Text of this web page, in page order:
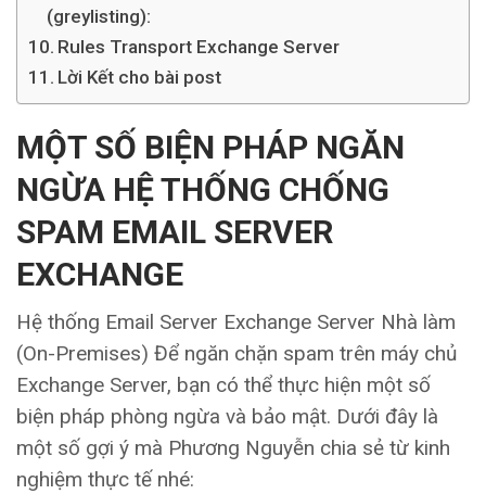
(greylisting):
Rules Transport Exchange Server
Lời Kết cho bài post
MỘT SỐ BIỆN PHÁP NGĂN
NGỪA HỆ THỐNG CHỐNG
SPAM EMAIL SERVER
EXCHANGE
Hệ thống Email Server Exchange Server Nhà làm
(On-Premises) Để ngăn chặn spam trên máy chủ
Exchange Server, bạn có thể thực hiện một số
biện pháp phòng ngừa và bảo mật. Dưới đây là
một số gợi ý mà Phương Nguyễn chia sẻ từ kinh
nghiệm thực tế nhé: